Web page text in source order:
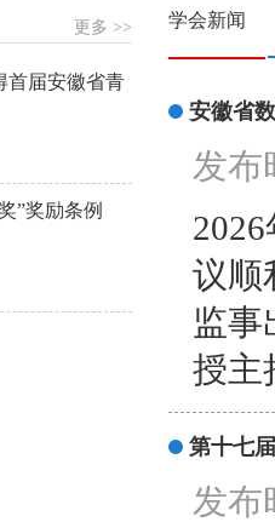
更多 >>
首届安徽省青
”奖励条例
学会新闻
安徽省
发布
议顺
监事
授主
第十七
发布